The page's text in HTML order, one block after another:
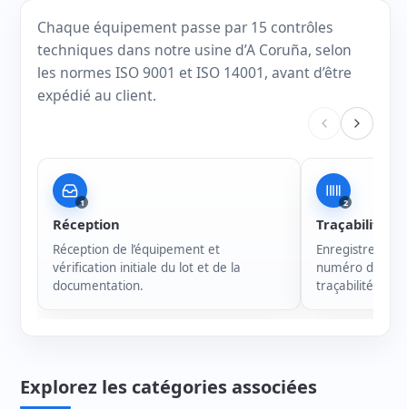
Chaque équipement passe par 15 contrôles
techniques dans notre usine d’A Coruña, selon
les normes ISO 9001 et ISO 14001, avant d’être
expédié au client.
1
Réception
Réception de l’équipement et
vérification initiale du lot et de la
documentation.
2
Traçabilité
numéro de
traçabilité de
Explorez les catégories associées